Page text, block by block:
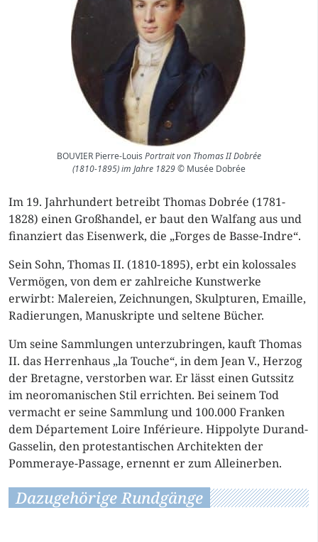
BOUVIER Pierre-Louis Portrait von Thomas II Dobrée
(1810-1895) im Jahre 1829© Musée Dobrée
Im 19. Jahrhundert betreibt Thomas Dobrée (1781-
1828) einen Großhandel, er baut den Walfang aus und
finanziert das Eisenwerk, die „Forges de Basse-Indre“.
Sein Sohn, Thomas II. (1810-1895), erbt ein kolossales
Vermögen, von dem er zahlreiche Kunstwerke
erwirbt: Malereien, Zeichnungen, Skulpturen, Emaille,
Radierungen, Manuskripte und seltene Bücher.
Um seine Sammlungen unterzubringen, kauft Thomas
II. das Herrenhaus „la Touche“, in dem Jean V., Herzog
der Bretagne, verstorben war. Er lässt einen Gutssitz
im neoromanischen Stil errichten. Bei seinem Tod
vermacht er seine Sammlung und 100.000 Franken
dem Département Loire Inférieure. Hippolyte Durand-
Gasselin, den protestantischen Architekten der
Pommeraye-Passage, ernennt er zum Alleinerben.
Dazugehörige Rundgänge